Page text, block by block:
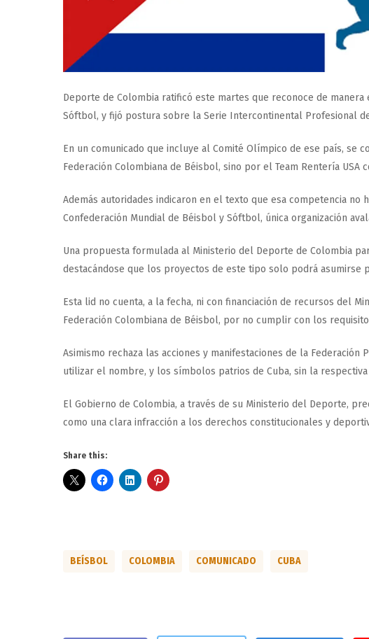
Deporte de Colombia ratificó este martes que reconoce de
Sóftbol, y fijó postura sobre la Serie Intercontinental Profesional
En un comunicado que incluye al Comité Olímpico de ese país, se
Federación Colombiana de Béisbol, sino por el Team Rentería USA
Además autoridades indicaron en el texto que esa competencia
Confederación Mundial de Béisbol y Sóftbol, única organización
Una propuesta formulada al Ministerio del Deporte de Colombia
destacándose que los proyectos de este tipo solo podrá
Esta lid no cuenta, a la fecha, ni con financiación de recursos del
Federación Colombiana de Béisbol, por no cumplir con los
Asimismo rechaza las acciones y manifestaciones de la
utilizar el nombre, y los símbolos patrios de Cuba, sin la
El Gobierno de Colombia, a través de su Ministerio del Deporte,
como una clara infracción a los derechos constitucionales y
Share this:
BEÍSBOL COLOMBIA COMUNICADO CUBA